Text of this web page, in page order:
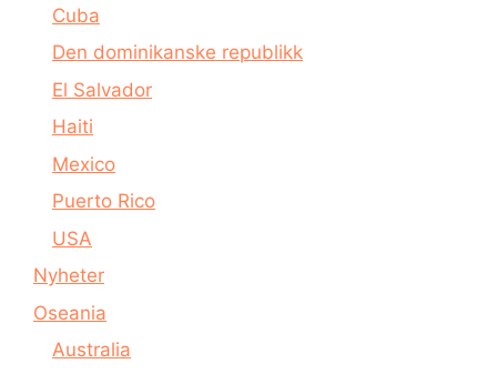
Cuba
Den dominikanske republikk
El Salvador
Haiti
Mexico
Puerto Rico
USA
Nyheter
Oseania
Australia